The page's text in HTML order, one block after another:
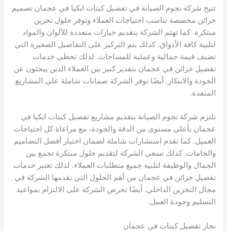
تتيح شركة نجوم الصيانة في تفصيل كبتات ايكيا في عجمان تصميم
خزائن مخصصة تناسب احتياجات العملاء وتوفر حلول تخزين
مبتكرة. كما تهتم الشركة بتقديم خيارات متعددة للألوان والمواد
لتلبية كافة الأذواق. كذلك يتم التركيز على التفاصيل الصغيرة التي
تضيف قيمة جمالية وعملية للمساحات. لذلك تحظى خدمات
تفصيل خزائن في عجمان بتقدير كبير بين العملاء الذين يبحثون عن
الجودة والابتكار. أيضًا توفر الشركة ضمانات شاملة على المشاريع
المنفذة.
تلتزم شركة نجوم الصيانة بتقديم مشاريع تفصيل كبتات ايكيا في
عجمان بأعلى مستوى من الدقة والجودة، مع مراعاة كل احتياجات
العميل. كما تقدم استشارات شاملة لضمان اختيار أفضل التصاميم
والخامات. كذلك تسعى الشركة لتقديم حلول مبتكرة تجمع بين
الجمال والوظيفة لتلبية جميع متطلبات العملاء. لذلك تعتبر خدمات
تفصيل خزائن في عجمان من أهم الحلول التي تقدمها الشركة في
مجال التخزين الداخلي. أيضًا تحرص الشركة على الالتزام بمواعيد
التسليم وجودة العمل.
نجار تفصيل كبتات في عجمان